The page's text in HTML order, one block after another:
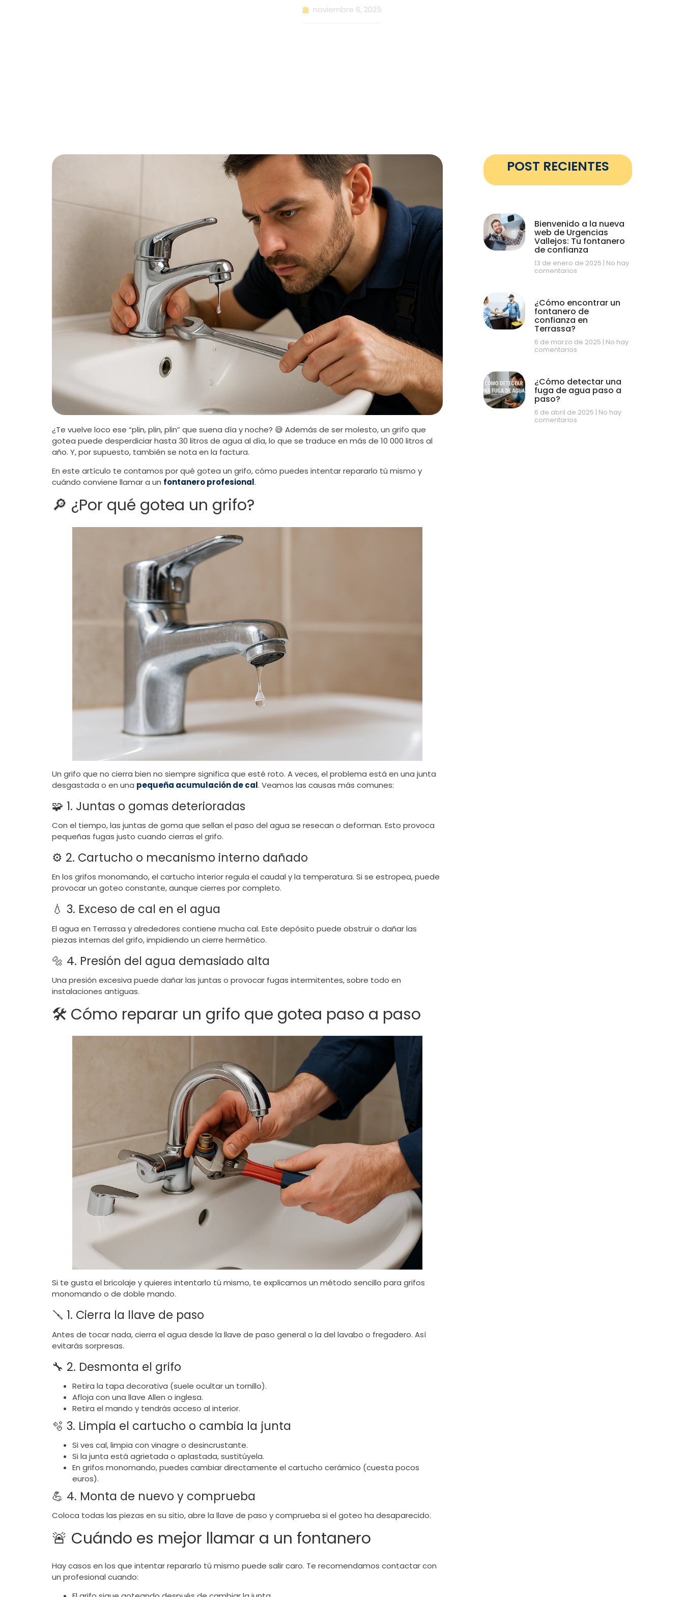
noviembre 6, 2025
¿Te vuelve loco ese “plin, plin, plin” que suena día y noche? 😅 Además de ser molesto, un grifo que
gotea puede desperdiciar hasta 30 litros de agua al día, lo que se traduce en más de 10 000 litros al
año. Y, por supuesto, también se nota en la factura.
En este artículo te contamos por qué gotea un grifo, cómo puedes intentar repararlo tú mismo y
cuándo conviene llamar a un fontanero profesional.
🔎 ¿Por qué gotea un grifo?
Un grifo que no cierra bien no siempre significa que esté roto. A veces, el problema está en una junta
desgastada o en una pequeña acumulación de cal. Veamos las causas más comunes:
🧩 1. Juntas o gomas deterioradas
Con el tiempo, las juntas de goma que sellan el paso del agua se resecan o deforman. Esto provoca
pequeñas fugas justo cuando cierras el grifo.
⚙️ 2. Cartucho o mecanismo interno dañado
En los grifos monomando, el cartucho interior regula el caudal y la temperatura. Si se estropea, puede
provocar un goteo constante, aunque cierres por completo.
💧 3. Exceso de cal en el agua
El agua en Terrassa y alrededores contiene mucha cal. Este depósito puede obstruir o dañar las
piezas internas del grifo, impidiendo un cierre hermético.
🔩 4. Presión del agua demasiado alta
Una presión excesiva puede dañar las juntas o provocar fugas intermitentes, sobre todo en
instalaciones antiguas.
🛠️ Cómo reparar un grifo que gotea paso a paso
Si te gusta el bricolaje y quieres intentarlo tú mismo, te explicamos un método sencillo para grifos
monomando o de doble mando.
🪛 1. Cierra la llave de paso
Antes de tocar nada, cierra el agua desde la llave de paso general o la del lavabo o fregadero. Así
evitarás sorpresas.
🔧 2. Desmonta el grifo
Retira la tapa decorativa (suele ocultar un tornillo).
Afloja con una llave Allen o inglesa.
Retira el mando y tendrás acceso al interior.
🫧 3. Limpia el cartucho o cambia la junta
Si ves cal, limpia con vinagre o desincrustante.
Si la junta está agrietada o aplastada, sustitúyela.
En grifos monomando, puedes cambiar directamente el cartucho cerámico (cuesta pocos
euros).
💪 4. Monta de nuevo y comprueba
Coloca todas las piezas en su sitio, abre la llave de paso y comprueba si el goteo ha desaparecido.
🚨 Cuándo es mejor llamar a un fontanero
Hay casos en los que intentar repararlo tú mismo puede salir caro. Te recomendamos contactar con
un profesional cuando:
POST RECIENTES
Bienvenido a la nueva
web de Urgencias
Vallejos: Tu fontanero
de confianza
13 de enero de 2025 No hay
comentarios
¿Cómo encontrar un
fontanero de
confianza en
Terrassa?
6 de marzo de 2025 No hay
comentarios
¿Cómo detectar una
fuga de agua paso a
paso?
6 de abril de 2025 No hay
comentarios